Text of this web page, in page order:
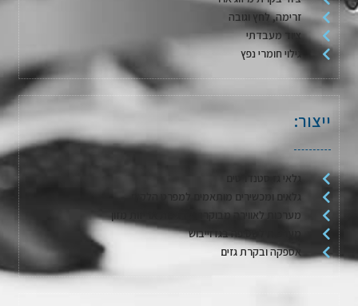
זרימה, לחץ וגובה
ציוד מעבדתי
גילוי חומרי נפץ
ייצור:
גלאי גז סטנדרטים
גלאים ומכשירים מותאמים למפרט הלקוח
מערכות לאווירה מבוקרת / דגימת אריזות מזון
מערכות לשטיפה בגז וייבוש
אספקה ובקרת גזים